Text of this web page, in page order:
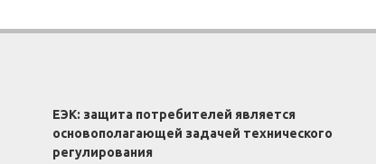
ЕЭК: защита потребителей является
основополагающей задачей технического
регулирования